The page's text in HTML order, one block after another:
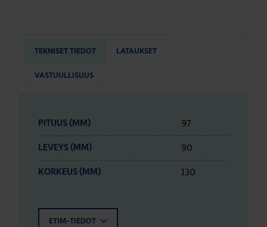
TEKNISET TIEDOT LATAUKSET
VASTUULLISUUS
PITUUS (MM) 97
LEVEYS (MM) 90
KORKEUS (MM) 130
ETIM-TIEDOT